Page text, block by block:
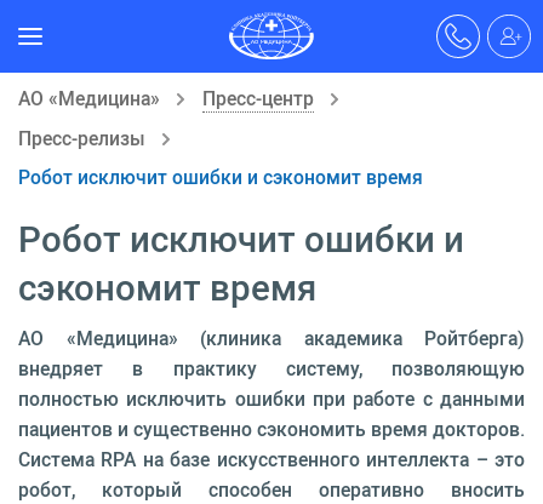
АО «Медицина»
Пресс-центр
Пресс-релизы
Робот исключит ошибки и сэкономит время
Робот исключит ошибки и
сэкономит время
АО «Медицина» (клиника академика Ройтберга)
внедряет в практику систему, позволяющую
полностью исключить ошибки при работе с данными
пациентов и существенно сэкономить время докторов.
Система RPA на базе искусственного интеллекта – это
робот, который способен оперативно вносить